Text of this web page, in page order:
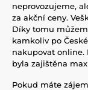
neprovozujeme,
za akční ceny.
Díky tomu
kamkoliv po
nakupovat online.
byla zajištěna
Pokud máte